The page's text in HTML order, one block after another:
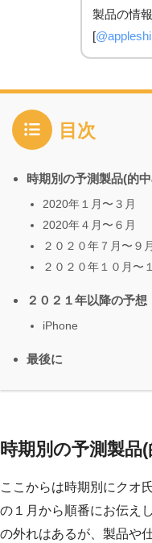
製品の情
[
目次
時期別の予測製品(的
2020年１月〜３月
2020年４月〜６月
２０２０年７月〜９月
２０２０年１０月〜
２０２１年以降の予想
iPhone
最後に
時期別の予測製品
ここからは時期別にクオ
の１月から順番にお伝え
の外れはあるが、製品や